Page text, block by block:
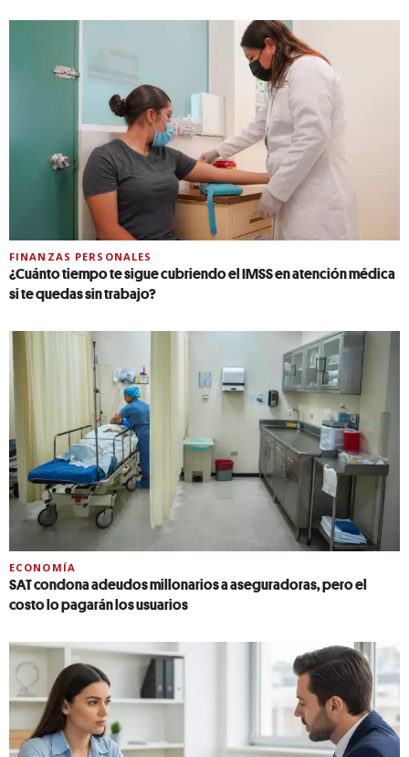
FINANZAS PERSONALES
¿Cuánto tiempo te sigue cubriendo el IMSS en atención médica
si te quedas sin trabajo?
ECONOMÍA
SAT condona adeudos millonarios a aseguradoras, pero el
costo lo pagarán los usuarios